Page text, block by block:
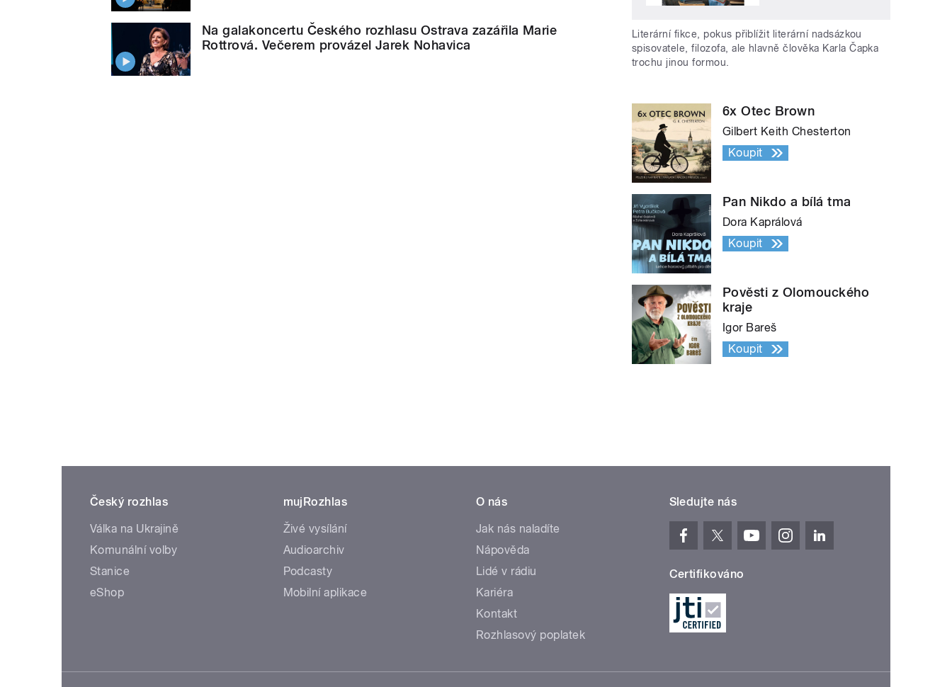
Na galakoncertu Českého rozhlasu Ostrava zazářila Marie
Rottrová. Večerem provázel Jarek Nohavica
Literární fikce, pokus přiblížit literární nadsázkou
spisovatele, filozofa, ale hlavně člověka Karla Čapka
trochu jinou formou.
6x Otec Brown
Gilbert Keith Chesterton
Koupit
Pan Nikdo a bílá tma
Dora Kaprálová
Koupit
Pověsti z Olomouckého
kraje
Igor Bareš
Koupit
Český rozhlas
Válka na Ukrajině
Komunální volby
Stanice
eShop
mujRozhlas
Živé vysílání
Audioarchiv
Podcasty
Mobilní aplikace
O nás
Jak nás naladíte
Nápověda
Lidé v rádiu
Kariéra
Kontakt
Rozhlasový poplatek
Sledujte nás
Certifikováno